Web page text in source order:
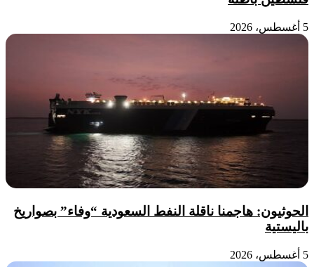
5 أغسطس، 2026
الحوثيون: هاجمنا ناقلة النفط السعودية “وفاء” بصواريخ
باليستية
5 أغسطس، 2026